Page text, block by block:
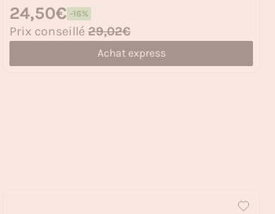
Prix soldé
24,50€ -16%
Prix habituel
Prix conseillé 29,02€
Achat express